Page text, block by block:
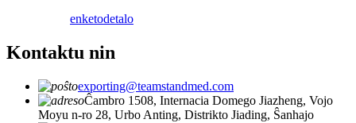
enketodetalo
Kontaktu nin
exporting@teamstandmed.com
Ĉambro 1508, Internacia Domego Jiazheng, Vojo
Moyu n-ro 28, Urbo Anting, Distrikto Jiading, Ŝanhajo